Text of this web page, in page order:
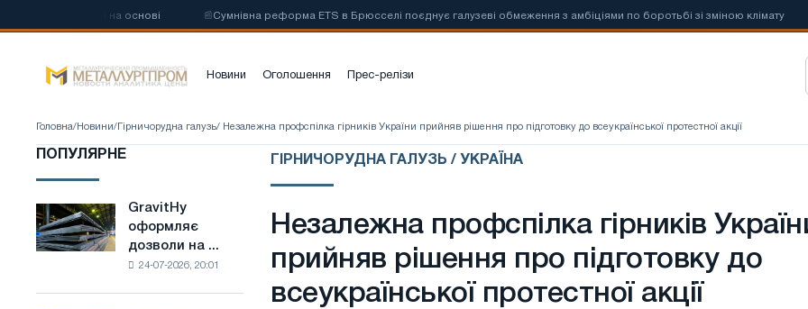
сталі на основі Сумнівна реформа ETS в Брюсселі поєднує галузеві обмеження з амбіціями по боротьбі зі зміною клімату
Новини Оголошення Прес-релізи
Головна/ Новини/ Гірничорудна галузь/ Незалежна профспілка гірників України прийняв рішення про підготовку до всеукраїнської протестної акції
ПОПУЛЯРНЕ
GravitHy
оформляє
дозволи
GravitHy
оформляє
дозволи на ...
24-07-2026, 20:01
ГІРНИЧОРУДНА ГАЛУЗЬ / УКРАЇНА
Незалежна профспілка гірників
прийняв рішення про підготовку до
всеукраїнської протестної акції